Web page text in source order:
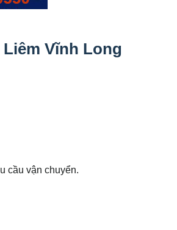
Vĩnh Long
cầu vận chuyển.